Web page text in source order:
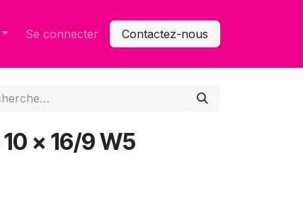
Se connecter Contactez-nous
x 16/9 W5